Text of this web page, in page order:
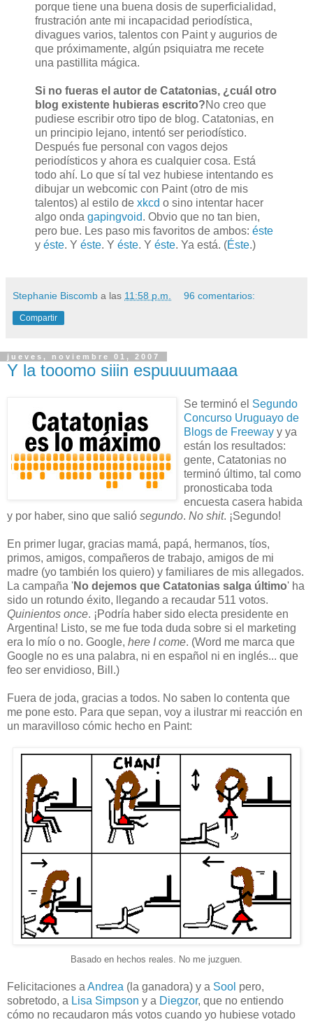
porque tiene una buena dosis de superficialidad,
frustración ante mi incapacidad periodística,
divagues varios, talentos con Paint y augurios de
que próximamente, algún psiquiatra me recete
una pastillita mágica.
Si no fueras el autor de Catatonias, ¿cuál otro
blog existente hubieras escrito?No creo que
pudiese escribir otro tipo de blog. Catatonias, en
un principio lejano, intentó ser periodístico.
Después fue personal con vagos dejos
periodísticos y ahora es cualquier cosa. Está
todo ahí. Lo que sí tal vez hubiese intentando es
dibujar un webcomic con Paint (otro de mis
talentos) al estilo de xkcd o sino intentar hacer
algo onda gapingvoid. Obvio que no tan bien,
pero bue. Les paso mis favoritos de ambos: éste
y éste. Y éste. Y éste. Y éste. Ya está. (Éste.)
Stephanie Biscomb a las 11:58 p.m. 96 comentarios:
Compartir
jueves, noviembre 01, 2007
Y la tooomo siiin espuuuumaaa
Se terminó el Segundo
Concurso Uruguayo de
Blogs de Freeway y ya
están los resultados:
gente, Catatonias no
terminó último, tal como
pronosticaba toda
encuesta casera habida
y por haber, sino que salió segundo. No shit. ¡Segundo!
En primer lugar, gracias mamá, papá, hermanos, tíos,
primos, amigos, compañeros de trabajo, amigos de mi
madre (yo también los quiero) y familiares de mis allegados.
La campaña 'No dejemos que Catatonias salga último' ha
sido un rotundo éxito, llegando a recaudar 511 votos.
Quinientos once. ¡Podría haber sido electa presidente en
Argentina! Listo, se me fue toda duda sobre si el marketing
era lo mío o no. Google, here I come. (Word me marca que
Google no es una palabra, ni en español ni en inglés... que
feo ser envidioso, Bill.)
Fuera de joda, gracias a todos. No saben lo contenta que
me pone esto. Para que sepan, voy a ilustrar mi reacción en
un maravilloso cómic hecho en Paint:
Basado en hechos reales. No me juzguen.
Felicitaciones a Andrea (la ganadora) y a Sool pero,
sobretodo, a Lisa Simpson y a Diegzor, que no entiendo
cómo no recaudaron más votos cuando yo hubiese votado